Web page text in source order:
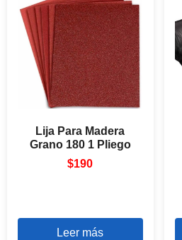
Lija Para Madera
Grano 180 1 Pliego
$190
Leer más